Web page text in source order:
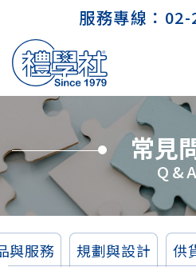
服務專線： 02-
常見
Q&A
與服務 規劃與設計 供